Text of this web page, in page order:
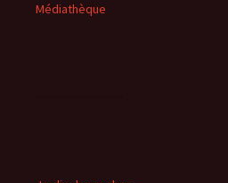
Médiathèque